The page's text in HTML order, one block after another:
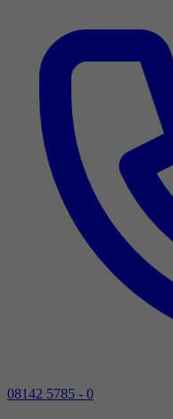
08142 5785 - 0